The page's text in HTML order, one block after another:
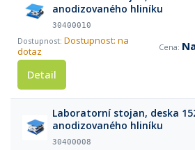
anodizovaného hliníku
30400010
Dostupnost: na
dotaz
Detail
Laboratorní stojan, deska
anodizovaného hliníku
30400008